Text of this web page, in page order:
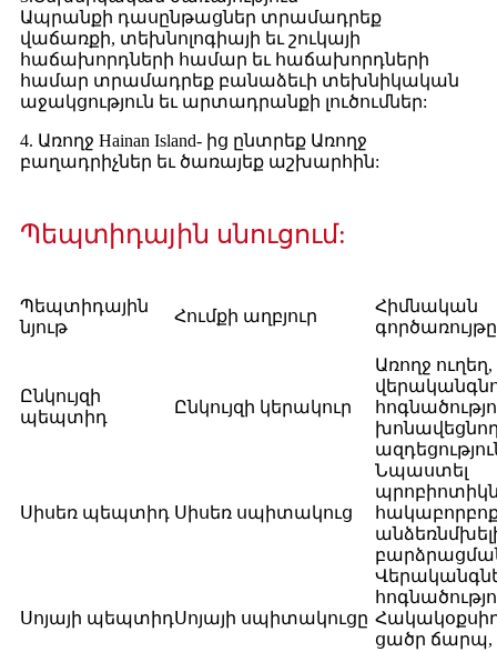
Ապրանքի դասընթացներ տրամադրեք
վաճառքի, տեխնոլոգիայի եւ շուկայի
հաճախորդների համար եւ հաճախորդների
համար տրամադրեք բանաձեւի տեխնիկական
աջակցություն եւ արտադրանքի լուծումներ:
4. Առողջ Hainan Island- ից ընտրեք Առողջ
բաղադրիչներ եւ ծառայեք աշխարհին:
Պեպտիդային սնուցում:
Պեպտիդային
նյութ
Հումքի աղբյուր
Հիմնական
գործառույթը
Ընկույզի
պեպտիդ
Ընկույզի կերակուր
Առողջ
Սիսեռ պեպտիդ Սիսեռ սպիտակուց
Նպաստել
Սոյայի պեպտիդՍոյայի սպիտակուցը
ցածր ճարպ,